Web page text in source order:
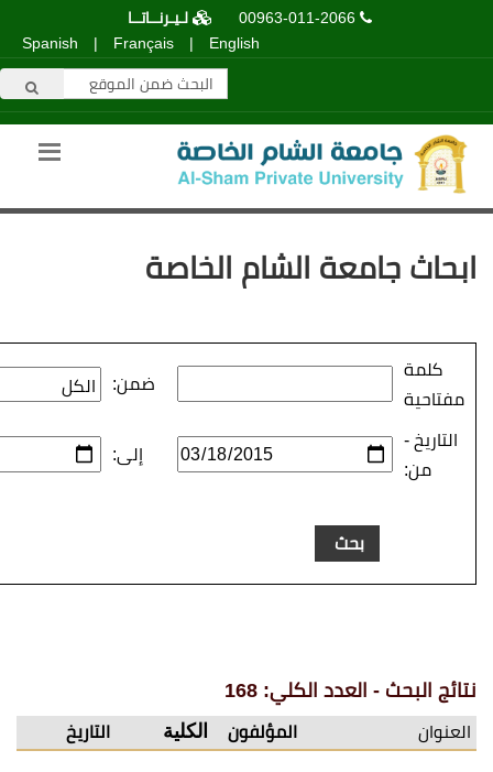
00963-011-2066
لـيـرنــاتــا
Français
|
Spanish
الشام الخاصة
إلى:
الكلي: 168
المؤلفون الكلية التاريخ